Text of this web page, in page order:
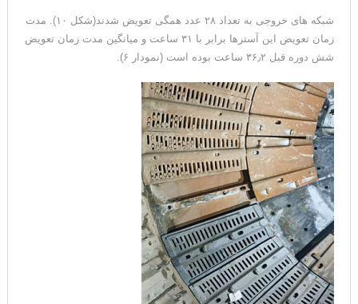
شبکه های خروجی به تعداد ۲۸ عدد همگی تعویض شدند(شکل ۱۰). مدت
زمان تعویض این آسترها برابر با ۳۱ ساعت و میانگین مدت زمان تعویض
شش دوره قبل ۳۶٫۲ ساعت بوده است (نمودار ۶).